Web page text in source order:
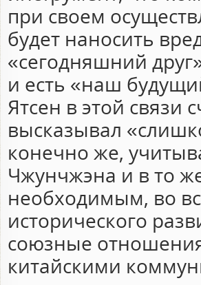
при своем
будет наносить
«сегодняшний
и есть «наш
Ятсен в этой связи
высказывал
конечно же,
Чжунчжэна и в то
необходимым, во
исторического
союзные
китайскими